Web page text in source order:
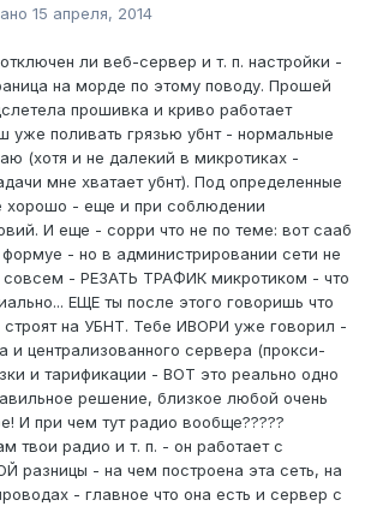
15 апреля, 2014
ли веб-сервер и т. п. настройки -
на морде по этому поводу. Прошей
прошивка и криво работает
уже поливать грязью убнт - нормальные
(хотя и не далекий в микротиках -
мне хватает убнт). Под определенные
хорошо - еще и при соблюдении
И еще - сорри что не по теме: вот сааб
- но в администрировании сети не
совсем - РЕЗАТЬ ТРАФИК микротиком - что
ЕЩЕ ты после этого говоришь что
строят на УБНТ. Тебе ИВОРИ уже говорил -
и централизованного сервера (прокси-
и тарификации - ВОТ это реально одно
решение, близкое любой очень
И при чем тут радио вообще?????
твои радио и т. п. - он работает с
разницы - на чем построена эта сеть, на
- главное что она есть и сервер с